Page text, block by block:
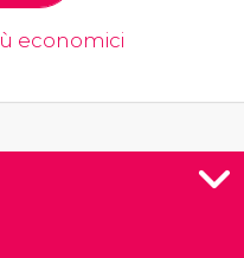
economici